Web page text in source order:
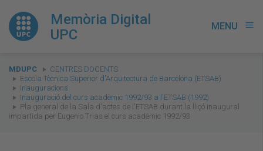
Memòria Digital
UPC
MENU menu
You
are
here:
MDUPC
CENTRES DOCENTS
Escola Tècnica Superior d'Arquitectura de Barcelona (ETSAB)
Inauguracions
Inauguració del curs acadèmic 1992/93 a l'ETSAB (1992)
Pla general de la Sala d'actes de l'ETSAB durant la lliçó inaugural
impartida per Eugenio Trias el curs acadèmic 1992/93